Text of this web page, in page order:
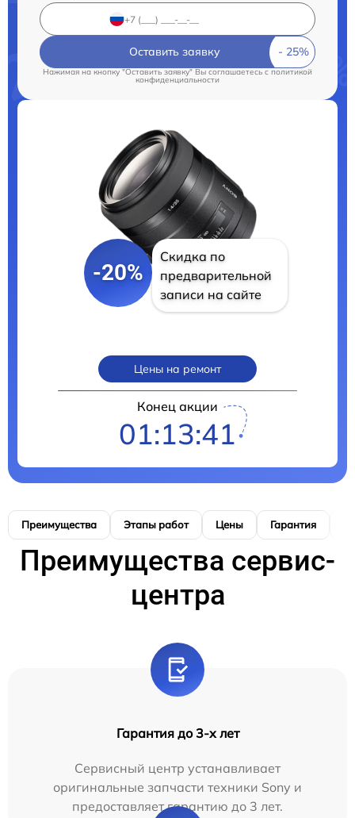
Оставить заявку
Нажимая на кнопку "Оставить заявку" Вы соглашаетесь c политикой
конфиденциальности
-20%
Скидка по
предварительной
записи на сайте
Цены на ремонт
Конец акции
01:13:40
Преимущества Этапы работ Цены Гарантия
Преимущества сервис-
центра
Гарантия до 3-х лет
Сервисный центр устанавливает
оригинальные запчасти техники Sony и
предоставляет гарантию до 3 лет.